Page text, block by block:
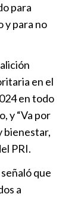
para
y para no
en el
en todo
y “Va por
bienestar,
PRI.
que
a